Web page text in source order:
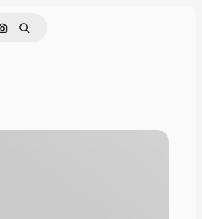
画像で検索
検索